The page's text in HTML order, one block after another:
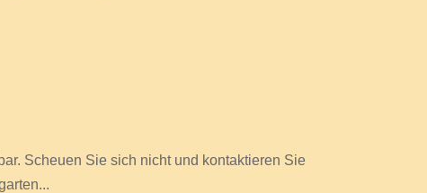
Scheuen Sie sich nicht und kontaktieren Sie